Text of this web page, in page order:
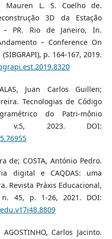
Mauren L. S. Coelho de.
3D da Estação
– PR. Rio de Janeiro, In.
– Conference On
p. 164-167, 2019.
Juan Carlos Guillen;
Tecnologias de Código
do Patri-mônio
v.5, 2023. DOI:
de; COSTA, António Pedro.
digital e CAQDAS: uma
Revista Práxis Educacional,
45, p. 1-26, 2021. DOI:
Carlos Jacinto.